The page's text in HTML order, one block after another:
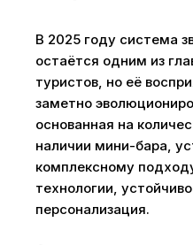
В 2025 году система
остаётся одним из
туристов, но её
заметно
основанная на
наличии мини-бара,
комплексному
технологии,
персонализация.